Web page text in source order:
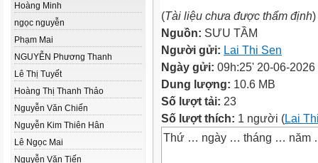
Hoàng Minh
ngọc nguyễn
Phạm Mai
NGUYỄN Phương Thanh
Lê Thị Tuyết
Hoàng Thị Thanh Thảo
Nguyễn Văn Chiến
Nguyễn Kim Thiên Hân
Lê Ngọc Mai
Nguyễn Văn Tiến
(Tài liệu chưa được thẩm định)
Nguồn: SƯU TẦM
Người gửi: Lai Thi Sen
Ngày gửi: 09h:25' 20-06-2026
Dung lượng: 10.6 MB
Số lượt tải: 23
Số lượt thích: 1 người (Lai
Thứ … ngày … tháng … năm